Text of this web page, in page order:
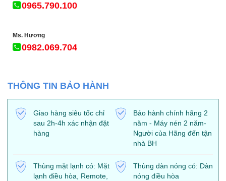
0965.790.100
Ms. Hương
0982.069.704
THÔNG TIN BẢO HÀNH
Giao hàng siêu tốc chỉ
sau 2h-4h xác nhận đặt
hàng
Bảo hành chính hãng 2
năm - Máy nén 2 năm-
Người của Hãng đến tận
nhà BH
Thùng mặt lạnh có: Mặt
lạnh điều hòa, Remote,
Thùng dàn nóng có: Dàn
nóng điều hòa